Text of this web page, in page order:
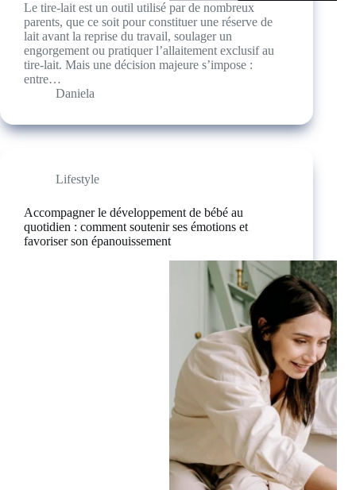
Le tire-lait est un outil utilisé par de nombreux
parents, que ce soit pour constituer une réserve de
lait avant la reprise du travail, soulager un
engorgement ou pratiquer l’allaitement exclusif au
tire-lait. Mais une décision majeure s’impose :
entre…
Daniela
Lifestyle
Accompagner le développement de bébé au
quotidien : comment soutenir ses émotions et
favoriser son épanouissement